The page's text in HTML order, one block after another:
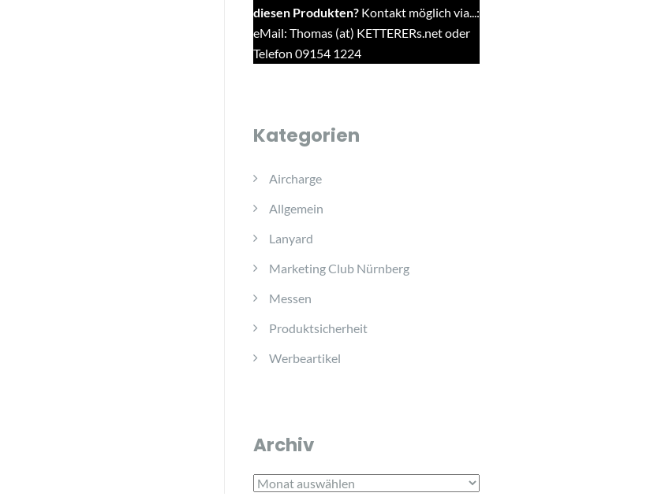
diesen Produkten?Kontakt möglich via...:
eMail: Thomas (at) KETTERERs.net oder
Telefon 09154 1224
Kategorien
Aircharge
Allgemein
Lanyard
Marketing Club Nürnberg
Messen
Produktsicherheit
Werbeartikel
Archiv
Archiv